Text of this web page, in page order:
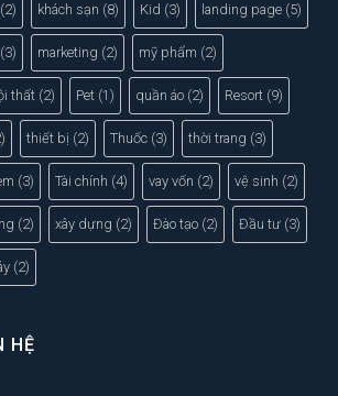
(2) khách sạn (8) Kid (3) landing page (5)
(3) marketing (2) mỹ phẩm (2)
thất (2) Pet (1) quần áo (2) Resort (9)
thiết bị (2) Thuốc (3) thời trang (3)
(3) Tài chính (4) vay vốn (2) vệ sinh (2)
(2) xây dựng (2) Đào tạo (2) Đầu tư (3)
(2)
HỆ